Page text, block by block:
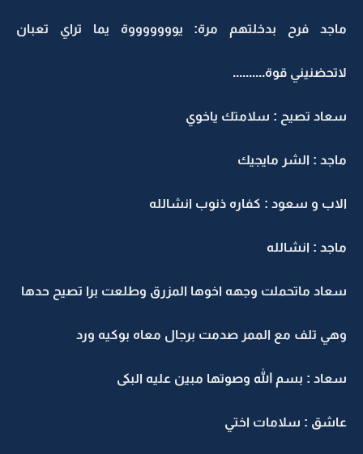
ماجد فرح بدخلتهم مرة: يوووووووة يما تراي تعبان
لاتحضنيني قوة..........
سعاد تصيح : سلامتك ياخوي
ماجد : الشر مايجيك
الاب و سعود : كفاره ذنوب انشالله
ماجد : انشالله
سعاد ماتحملت وجهه اخوها المزرق وطلعت برا تصيح حدها
وهي تلف مع الممر صدمت برجال معاه بوكيه ورد
سعاد : بسم الله وصوتها مبين عليه البكى
عاشق : سلامات اختي